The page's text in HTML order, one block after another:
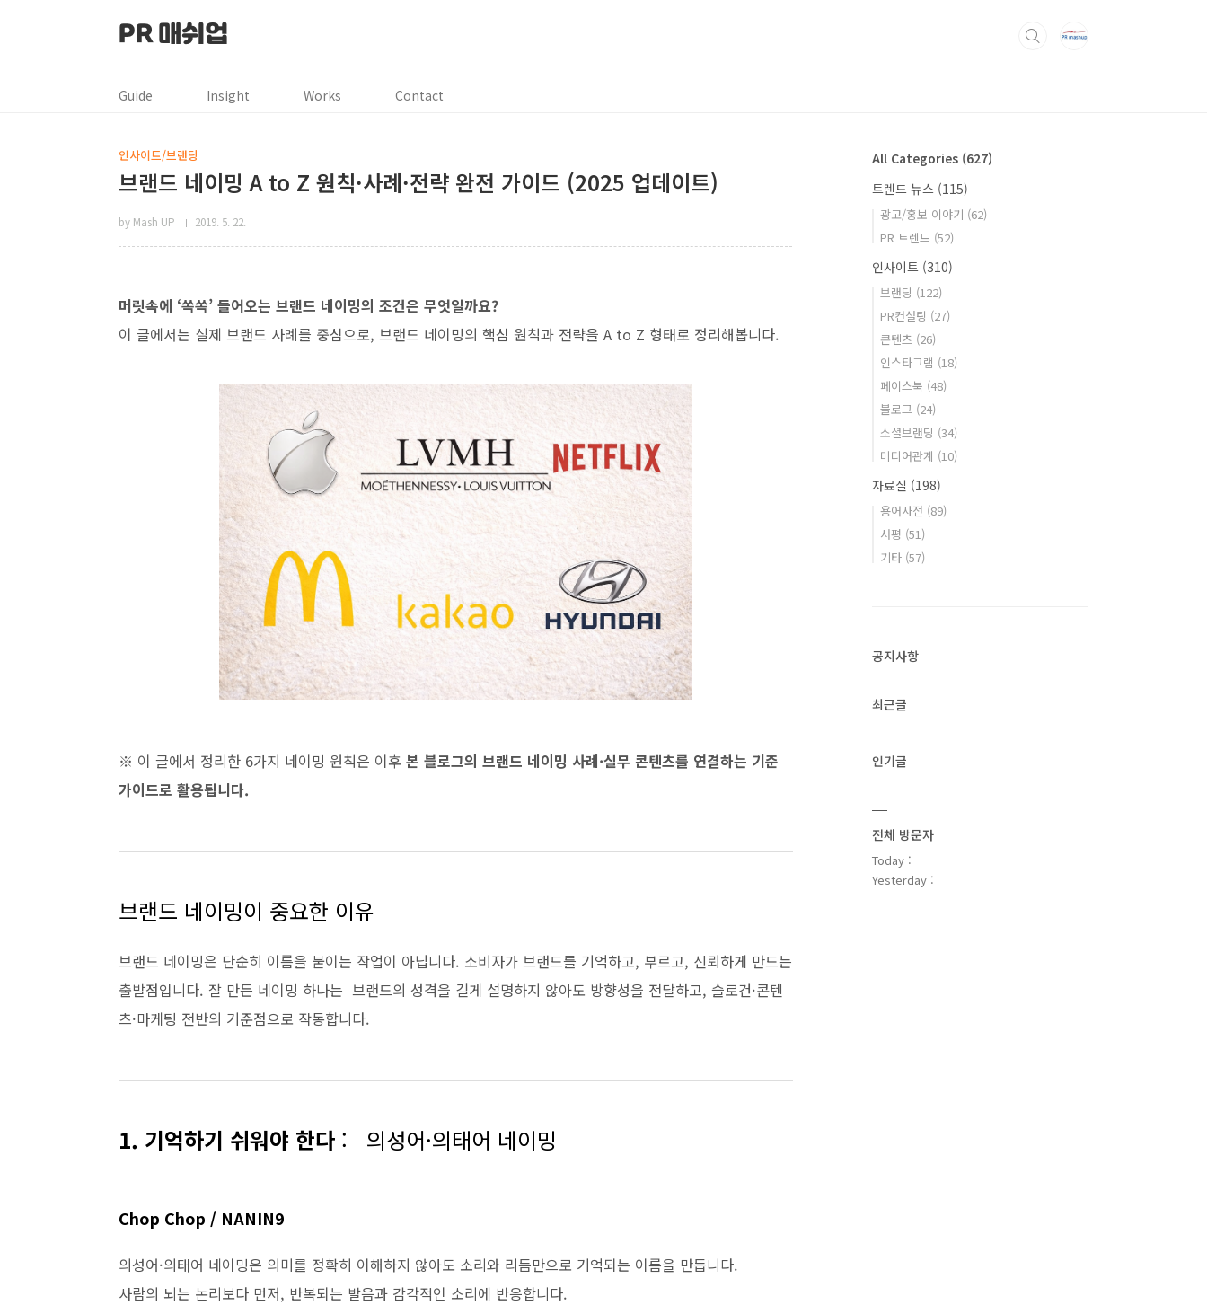
PR 매쉬업
Guide Insight Works Contact
인사이트/브랜딩
브랜드 네이밍 A to Z 원칙·사례·전략 완전 가이드 (2025 업데이트)
by Mash UP 2019. 5. 22.
머릿속에 ‘쏙쏙’ 들어오는 브랜드 네이밍의 조건은 무엇일까요?
이 글에서는 실제 브랜드 사례를 중심으로, 브랜드 네이밍의 핵심 원칙과 전략을 A to Z 형태로 정리해봅니다.
※ 이 글에서 정리한 6가지 네이밍 원칙은 이후 본 블로그의 브랜드 네이밍 사례·실무 콘텐츠를 연결하는 기준
가이드로 활용됩니다.
브랜드 네이밍이 중요한 이유
브랜드 네이밍은 단순히 이름을 붙이는 작업이 아닙니다. 소비자가 브랜드를 기억하고, 부르고, 신뢰하게 만드는
출발점입니다. 잘 만든 네이밍 하나는 브랜드의 성격을 길게 설명하지 않아도 방향성을 전달하고, 슬로건·콘텐
츠·마케팅 전반의 기준점으로 작동합니다.
1. 기억하기 쉬워야 한다 : 의성어·의태어 네이밍
Chop Chop / NANIN9
의성어·의태어 네이밍은 의미를 정확히 이해하지 않아도 소리와 리듬만으로 기억되는 이름을 만듭니다.
사람의 뇌는 논리보다 먼저, 반복되는 발음과 감각적인 소리에 반응합니다.
All Categories (627)
트렌드 뉴스 (115)
광고/홍보 이야기 (62)
PR 트렌드 (52)
인사이트 (310)
브랜딩 (122)
PR컨설팅 (27)
콘텐츠 (26)
인스타그램 (18)
페이스북 (48)
블로그 (24)
소셜브랜딩 (34)
미디어관계 (10)
자료실 (198)
용어사전 (89)
서평 (51)
기타 (57)
공지사항
최근글
인기글
전체 방문자
Today :
Yesterday :